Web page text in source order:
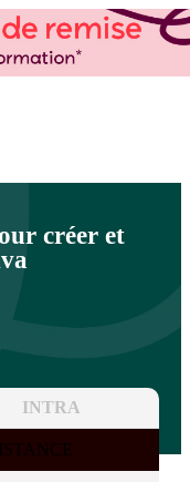
Paris et en régions
créer et
INTRA